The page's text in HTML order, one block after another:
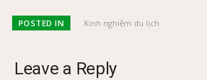
POSTED IN Kinh nghiệm du lịch
Leave a Reply